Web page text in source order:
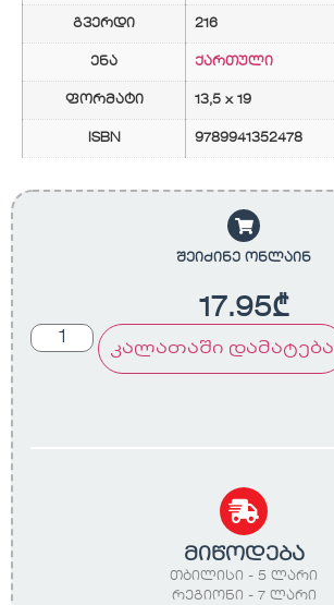
გვერდი 216
ენა ქართული
ფორმატი 13,5 x 19
ISBN 9789941352478
შეიძინე ონლაინ
17.95₾
კალათაში დამატება
მიწოდება
თბილისი - 5 ლარი
რეგიონი - 7 ლარი